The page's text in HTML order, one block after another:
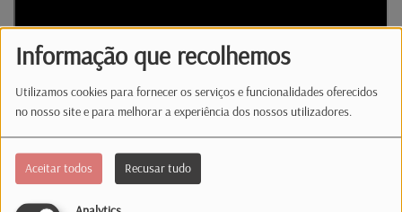
Informação que recolhemos
Utilizamos cookies para fornecer os serviços e funcionalidades oferecidos
no nosso site e para melhorar a experiência dos nossos utilizadores.
Aceitar todos Recusar tudo